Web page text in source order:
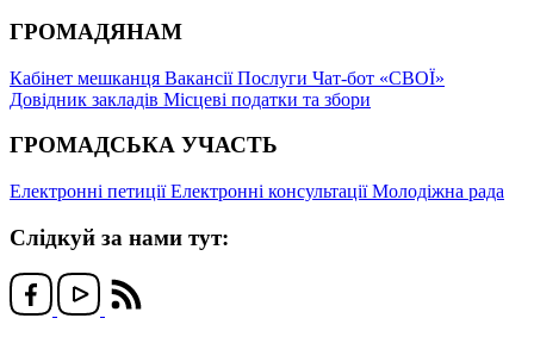
ГРОМАДЯНАМ
Кабінет мешканця ВакансіїПослуги Чат-бот «СВОЇ»
Довідник закладів Місцеві податки та збори
ГРОМАДСЬКА УЧАСТЬ
Електронні петиціїЕлектронні консультаціїМолодіжна рада
Слідкуй за нами тут: